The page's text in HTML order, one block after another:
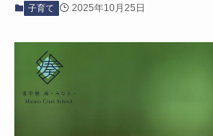
子育て 2025年10月25日